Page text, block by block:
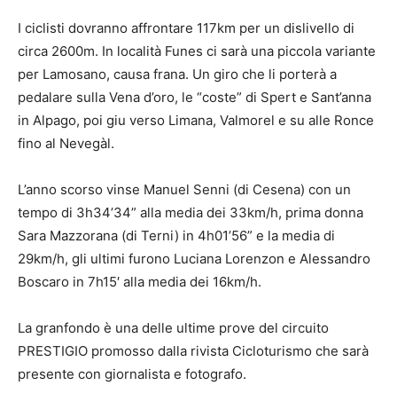
I ciclisti dovranno affrontare 117km per un dislivello di
circa 2600m. In località Funes ci sarà una piccola variante
per Lamosano, causa frana. Un giro che li porterà a
pedalare sulla Vena d’oro, le “coste” di Spert e Sant’anna
in Alpago, poi giu verso Limana, Valmorel e su alle Ronce
fino al Nevegàl.
L’anno scorso vinse Manuel Senni (di Cesena) con un
tempo di 3h34’34” alla media dei 33km/h, prima donna
Sara Mazzorana (di Terni) in 4h01’56” e la media di
29km/h, gli ultimi furono Luciana Lorenzon e Alessandro
Boscaro in 7h15′ alla media dei 16km/h.
La granfondo è una delle ultime prove del circuito
PRESTIGIO promosso dalla rivista Cicloturismo che sarà
presente con giornalista e fotografo.